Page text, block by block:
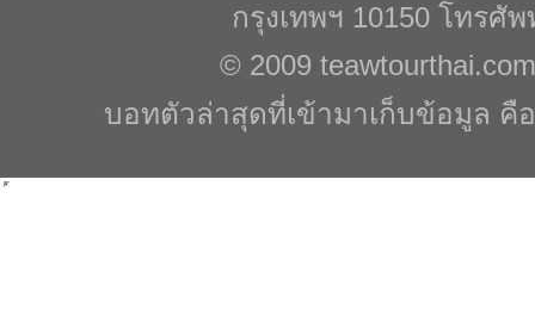
กรุงเทพฯ 10150 โทรศั
© 2009 teawtourthai.com
บอทตัวล่าสุดที่เข้ามาเก็บข้อมูล คือ